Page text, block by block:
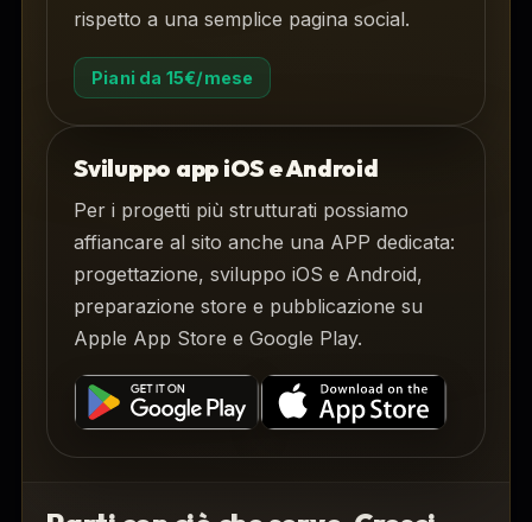
rispetto a una semplice pagina social.
Piani da 15€/mese
Sviluppo app iOS e Android
Per i progetti più strutturati possiamo
affiancare al sito anche una APP dedicata:
progettazione, sviluppo iOS e Android,
preparazione store e pubblicazione su
Apple App Store e Google Play.